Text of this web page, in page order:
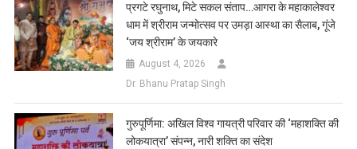
प्रगटे रघुनाथ, मिटे सकल संताप…आगरा के महाकालेश्वर
धाम में श्रीराम जन्मोत्सव पर उमड़ा आस्था का सैलाब, गूंजे
‘जय श्रीराम’ के जयकारे
August 4, 2026
Dr. Bhanu Pratap Singh
गुरुपूर्णिमा: अखिल विश्व गायत्री परिवार की ‘महाशक्ति की
लोकयात्रा’ संपन्न, नारी शक्ति का संदेश